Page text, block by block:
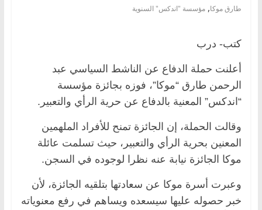
طارق موكا, مؤسسة "اندكس" السنوية
كتب- درب
أعلنت حملة الدفاع عن الناشط السياسي عبد
الرحمن طارق “موكا”، فوزه بجائزة مؤسسة
“اندكس” المعنية بالدفاع عن حرية الرأي والتعبير.
وقالت الحملة، إن الجائزة تمنح للأفراد الملهمين
المعنين بحرية الرأي والتعبير، حيث تسلمت عائلة
موكا الجائزة نيابة عنه نظرا لوجوده في السجن.
وعبرت أسرة موكا عن سعادتها بتلقيه الجائزة، لأن
خبر حصوله عليها سيسعده ويساهم في رفع معنوياته